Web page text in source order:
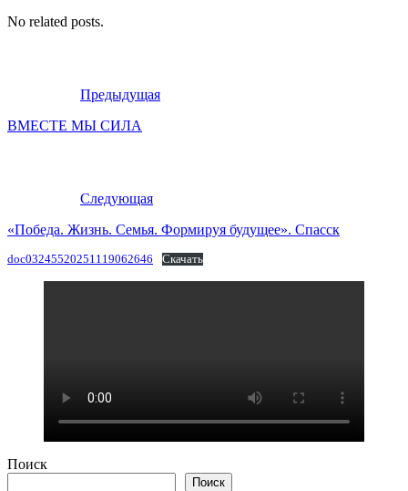
No related posts.
Предыдущая
ВМЕСТЕ МЫ СИЛА
Следующая
«Победа. Жизнь. Семья. Формируя будущее». Спасск
doc03245520251119062646 Скачать
Поиск
Поиск